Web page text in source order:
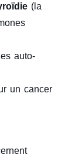
(la
auto-
un cancer